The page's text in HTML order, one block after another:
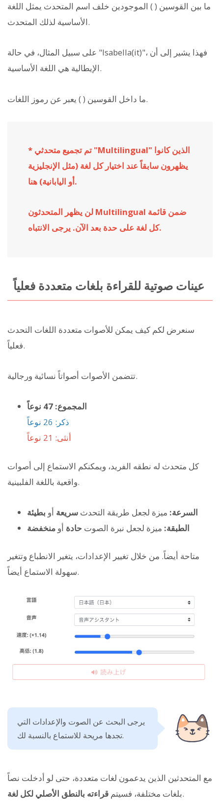
ما بين القوسين ( ) الموجودين خلف اسم المتحدث يمثل اللغة
الأساسية لذلك المتحدث.
على سبيل المثال، في حالة "Isabella(it)"، فهذا يشير إلى أن
الإيطالية هي اللغة الأساسية.
ما داخل القوسين ( ) يعبر عن رموز اللغات.
* تم تجميع متحدثي "Multilingual" الذين كانوا
يظهرون سابقاً عند اختيار كل لغة (مثل الإنجليزية
أو اليابانية) هنا.
لن يظهر المتحدثون Multilingual ضمن قائمة
كل لغة على حدة بعد الآن. يرجى الانتباه.
عينات صوتية للقراءة بلغات متعددة فعلياً
سنعرض لكم كيف يمكن للأصوات متعددة اللغات التحدث
فعلياً.
تتضمن الأصوات أصواتاً نسائية ورجالية.
المجموع: 47 نوعاً
ذكر: 26 نوعاً
أنثى: 21 نوعاً
كل متحدث له نطقه الفريد، ويمكنكم الاستماع إلى أصوات
واقعية باللغة الفلبينية.
السرعة: ميزة لجعل طريقة التحدث سريعة أو بطيئة
الطبقة: ميزة لجعل نبرة الصوت حادة أو منخفضة
متاحة أيضاً. من خلال تغيير الإعدادات، يتغير الانطباع وتتغير
سهولة الاستماع أيضاً.
يرجى البحث عن الصوت والإعدادات التي
تجدها مريحة للاستماع بالنسبة لك.
مع المتحدثين الذين يدعمون لغات متعددة، حتى لو أدخلت نصاً
بلغات مختلفة، فسيتم قراءته بالنطق الأصلي لكل لغة .